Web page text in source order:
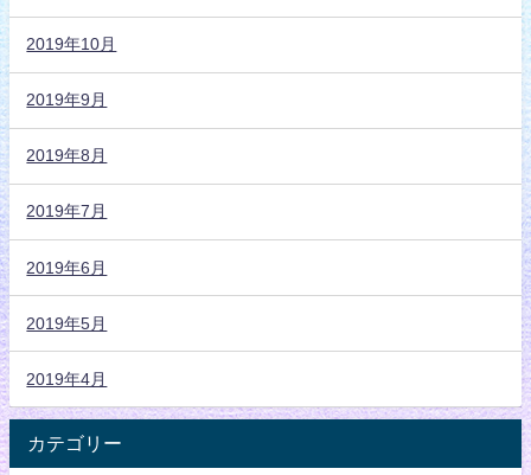
2019年10月
2019年9月
2019年8月
2019年7月
2019年6月
2019年5月
2019年4月
カテゴリー